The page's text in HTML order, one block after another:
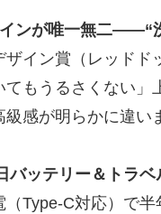
インが唯一無二――“
ザイン賞（レッドド
てもうるさくない」
級感が明らかに違い
バッテリー＆トラ
（Type-C対応）で